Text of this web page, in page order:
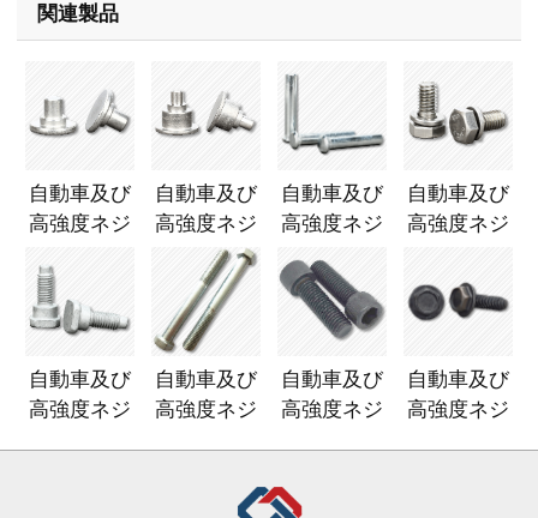
関連製品
自動車及び
高強度ネジ
自動車及び
高強度ネジ
自動車及び
高強度ネジ
自動車及び
高強度ネジ
自動車及び
高強度ネジ
自動車及び
高強度ネジ
自動車及び
高強度ネジ
自動車及び
高強度ネジ